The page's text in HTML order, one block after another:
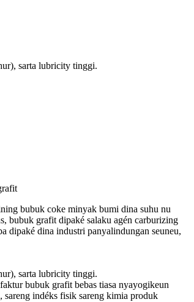
sarta lubricity tinggi.
bubuk coke minyak bumi dina suhu nu
bubuk grafit dipaké salaku agén carburizing
dipaké dina industri panyalindungan seuneu,
sarta lubricity tinggi.
bubuk grafit bebas tiasa nyayogikeun
sareng indéks fisik sareng kimia produk